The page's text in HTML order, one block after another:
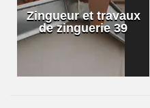
Zingueur et travaux
de zinguerie 39